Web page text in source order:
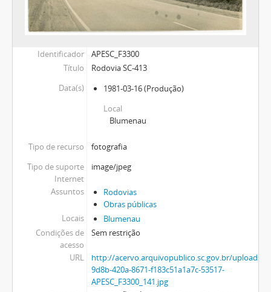
Identificador
APESC_F3300
Título
Rodovia SC-413
Data(s)
1981-03-16(Produção)
Local
Blumenau
Tipo de recurso
fotografia
Tipo de suporte
Internet
image/jpeg
Assuntos
Rodovias
Obras públicas
Locais
Blumenau
Condições de
acesso
Sem restrição
URL
http://acervo.arquivopublico.sc.gov.br/uploads/r/
9d8b-420a-8671-f183c51a1a7c-53517-
APESC_F3300_141.jpg